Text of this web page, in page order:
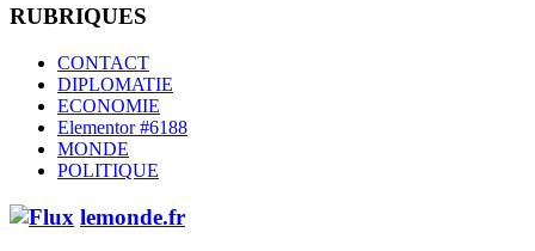
RUBRIQUES
CONTACT
DIPLOMATIE
ECONOMIE
Elementor #6188
MONDE
POLITIQUE
lemonde.fr